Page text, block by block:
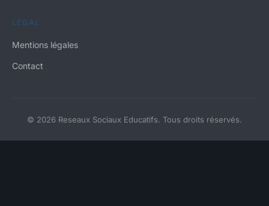
LÉGAL
Mentions légales
Contact
© 2026 Reseaux Sociaux Educatifs. Tous droits réservés.